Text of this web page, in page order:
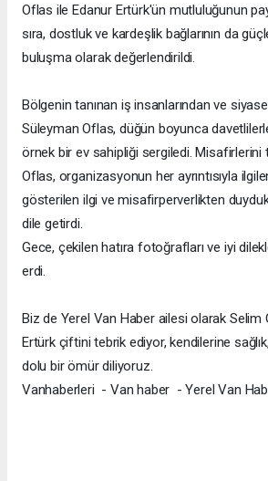
Oflas ile Edanur Ertürk'ün mutluluğunun
sıra, dostluk ve kardeşlik bağlarının da
buluşma olarak değerlendirildi.
Bölgenin tanınan iş insanlarından ve
Süleyman Oflas, düğün boyunca
örnek bir ev sahipliği sergiledi. Misafirlerini
Oflas, organizasyonun her ayrıntısıyla
gösterilen ilgi ve misafirperverlikten
dile getirdi.
Gece, çekilen hatıra fotoğrafları ve iyi
erdi.
Biz de Yerel Van Haber ailesi olarak Selim
Ertürk çiftini tebrik ediyor, kendilerine
dolu bir ömür diliyoruz.
Vanhaberleri - Van haber - Yerel Van